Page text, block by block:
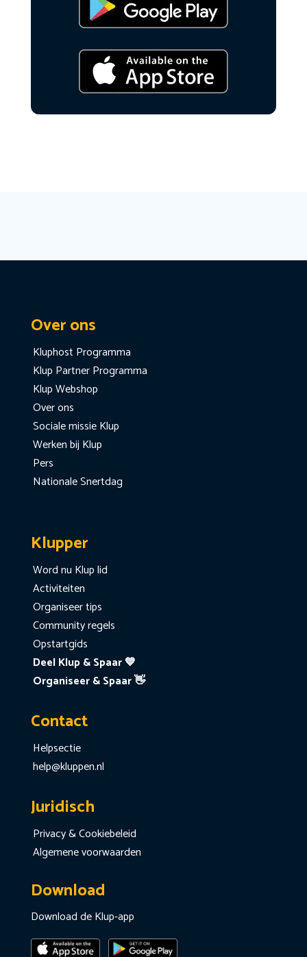
Over ons
Kluphost Programma
Klup Partner Programma
Klup Webshop
Over ons
Sociale missie Klup
Werken bij Klup
Pers
Nationale Snertdag
Klupper
Word nu Klup lid
Activiteiten
Organiseer tips
Community regels
Opstartgids
Deel Klup & Spaar 💙
Organiseer & Spaar 👋
Contact
Helpsectie
help@kluppen.nl
Juridisch
Privacy & Cookiebeleid
Algemene voorwaarden
Download
Download de Klup-app